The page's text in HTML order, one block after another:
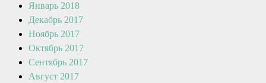
Январь 2018
Декабрь 2017
Ноябрь 2017
Октябрь 2017
Сентябрь 2017
Август 2017